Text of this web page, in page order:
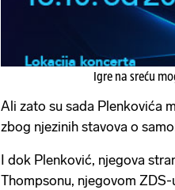
Igre na sreću
Ali zato su sada Plenkovića
zbog njezinih stavova o
I dok Plenković, njegova
Thompsonu, njegovom